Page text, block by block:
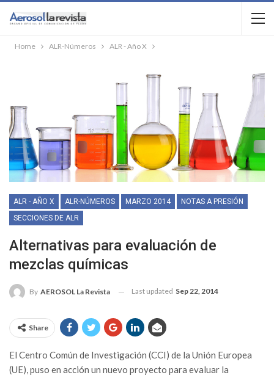
Home ALR-Números ALR - Año X
ALR - AÑO X ALR-NÚMEROS MARZO 2014
NOTAS A PRESIÓN
SECCIONES DE ALR
Alternativas para evaluación de
mezclas químicas
By AEROSOL La Revista Last updated Sep 22, 2014
Share
El Centro Común de Investigación (CCI) de la Unión Europea
(UE), puso en acción un nuevo proyecto para evaluar la